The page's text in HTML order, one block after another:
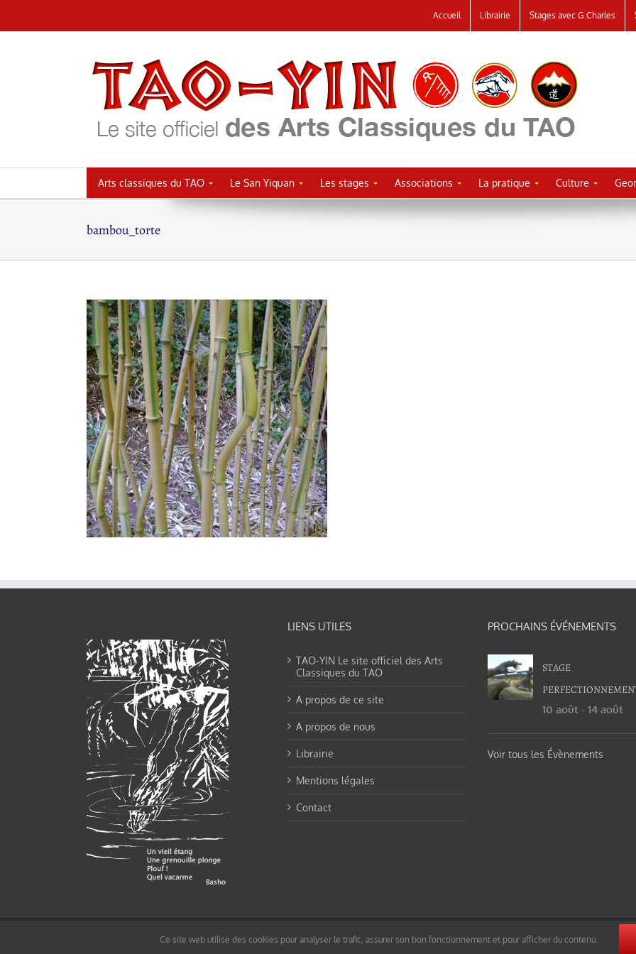
au
Accueil Librairie Stages avec G.Charles
Arts classiques du TAO Le San Yiquan Les stages Associations La pratique Culture
bambou_torte
LIENS UTILES
TAO-YIN Le site officiel des Arts
Classiques du TAO
A propos de ce site
A propos de nous
Librairie
Mentions légales
Contact
PROCHAINS ÉVÉNEMENTS
STAGE
10 août - 14 août
Voir tous les Évènements
pages non comprise par cette licence).Ce site web utilise des cookies pour analyser le trafic, assurer son bon fonctionnement et pour afficher du contenu.